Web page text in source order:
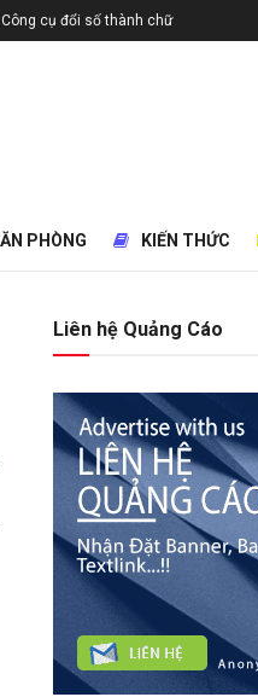
Công cụ đổi số thành chữ
PHÒNG KIẾN THỨC
Liên hệ Quảng Cáo